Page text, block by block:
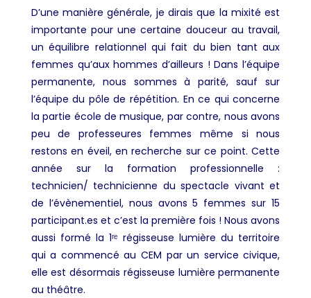
D’une manière générale, je dirais que la mixité est
importante pour une certaine douceur au travail,
un équilibre relationnel qui fait du bien tant aux
femmes qu’aux hommes d’ailleurs ! Dans l’équipe
permanente, nous sommes à parité, sauf sur
l’équipe du pôle de répétition. En ce qui concerne
la partie école de musique, par contre, nous avons
peu de professeures femmes même si nous
restons en éveil, en recherche sur ce point. Cette
année sur la formation professionnelle :
technicien/ technicienne du spectacle vivant et
de l’évènementiel, nous avons 5 femmes sur 15
participant.es et c’est la première fois ! Nous avons
aussi formé la 1ʳᵉ régisseuse lumière du territoire
qui a commencé au CEM par un service civique,
elle est désormais régisseuse lumière permanente
au théâtre.